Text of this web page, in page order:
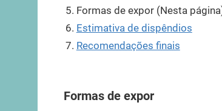
Formas de expor (Nesta
Estimativa de dispêndios
Recomendações finais
Formas de expor